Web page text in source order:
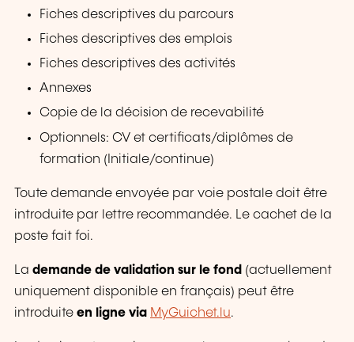
Fiches descriptives du parcours
Fiches descriptives des emplois
Fiches descriptives des activités
Annexes
Copie de la décision de recevabilité
Optionnels: CV etcertificats/diplômes de
formation (Initiale/continue)
Toute demande envoyée par voie postale doit être
introduite par lettre recommandée. Le cachet de la
poste fait foi.
La demande de validation sur le fond (actuellement
uniquement disponible en français) peut être
introduite en ligne via MyGuichet.lu.